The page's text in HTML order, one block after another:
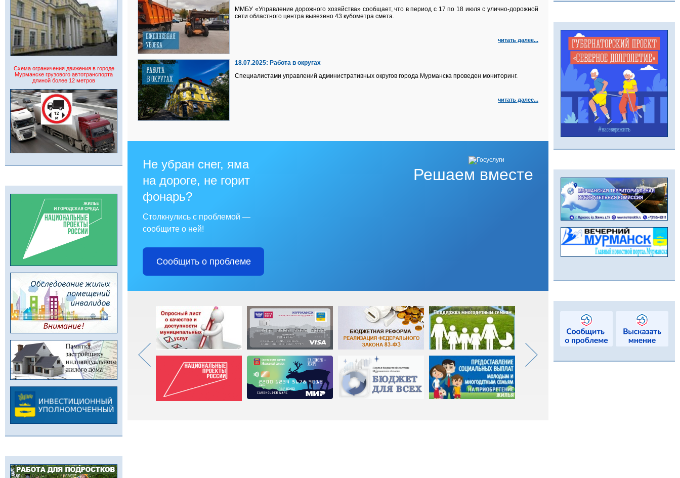
Схема ограничения движения в городе
Мурманске грузового автотранспорта
длиной более 12 метров
ММБУ «Управление дорожного хозяйства» сообщает, что в период с 17 по 18 июля с улично-дорожной
сети областного центра вывезено 43 кубометра смета.
читать далее...
18.07.2025: Работа в округах
Специалистами управлений административных округов города Мурманска проведен мониторинг.
читать далее...
Решаем вместе
Не убран снег, яма
на дороге, не горит
фонарь?
Столкнулись с проблемой —
сообщите о ней!
Сообщить о проблеме